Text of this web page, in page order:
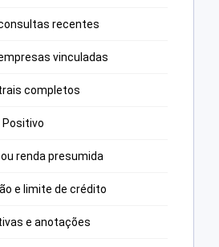
recentes
vinculadas
completos
Positivo
renda presumida
e limite de crédito
e anotações